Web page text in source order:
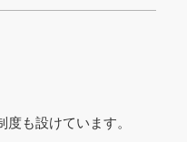
も設けています。